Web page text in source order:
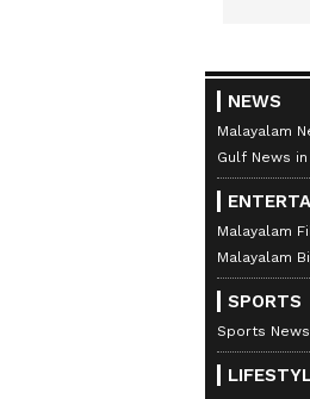
NEWS
Malayalam
Gulf News
Malayalam
Malayalam
SPORTS
Sports